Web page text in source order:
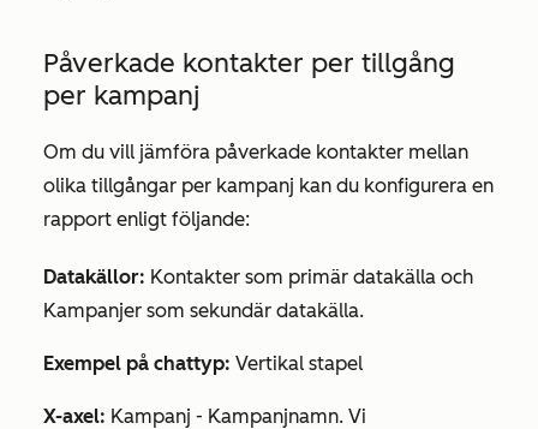
Påverkade kontakter per tillgång
per kampanj
Om du vill jämföra påverkade kontakter mellan
olika tillgångar per kampanj kan du konfigurera en
rapport enligt följande:
Datakällor: Kontakter som primär datakälla och
Kampanjer som sekundär datakälla.
Exempel på chattyp: Vertikal stapel
X-axel: Kampanj - Kampanjnamn. Vi